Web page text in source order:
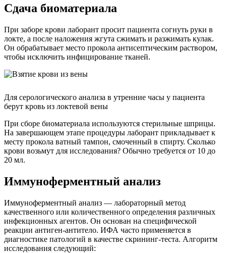
Сдача биоматериала
При заборе крови лаборант просит пациента согнуть руки в
локте, а после наложения жгута сжимать и разжимать кулак.
Он обрабатывает место прокола антисептическим раствором,
чтобы исключить инфицирование тканей.
Для серологического анализа в утренние часы у пациента
берут кровь из локтевой вены
При сборе биоматериала используются стерильные шприцы.
На завершающем этапе процедуры лаборант прикладывает к
месту прокола ватный тампон, смоченный в спирту. Сколько
крови возьмут для исследования? Обычно требуется от 10 до
20 мл.
Иммуноферментный анализ
Иммуноферментный анализ — лабораторный метод
качественного или количественного определения различных
инфекционных агентов. Он основан на специфической
реакции антиген-антитело. ИФА часто применяется в
диагностике патологий в качестве скрининг-теста. Алгоритм
исследования следующий: